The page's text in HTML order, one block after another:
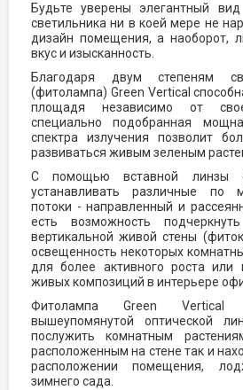
Будьте уверены элегантный
светильника ни в коей мере не
дизайн помещения, а наоборот,
вкус и изысканность.
Благодаря двум степеням
(фитолампа) Green Vertical
площадя независимо от
специально подобранная
спектра излучения позволит
развиваться живым зеленым
С помощью вставной линзы
устанавливать различные по
потоки - направленный и
есть возможность
вертикальной живой стены
освещенность некоторых
для более активного роста или
живых композиций в интерьере
Фитолампа Green Vertical
вышеупомянутой оптической
послужить комнатным
расположенным на стене так и
расположении помещения,
зимнего сада.